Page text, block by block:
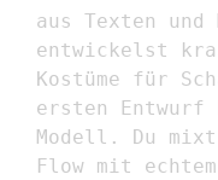
aus Texten und
entwickelst
Kostüme für
ersten Entwurf
Modell. Du
Flow mit